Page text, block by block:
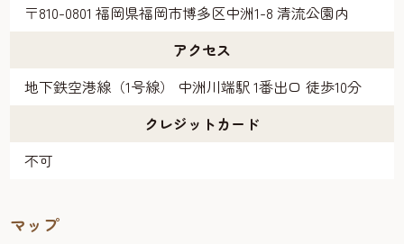
〒810-0801 福岡県福岡市博多区中洲1-8 清流公園内
アクセス
地下鉄空港線（1号線） 中洲川端駅 1番出口 徒歩10分
クレジットカード
不可
マップ